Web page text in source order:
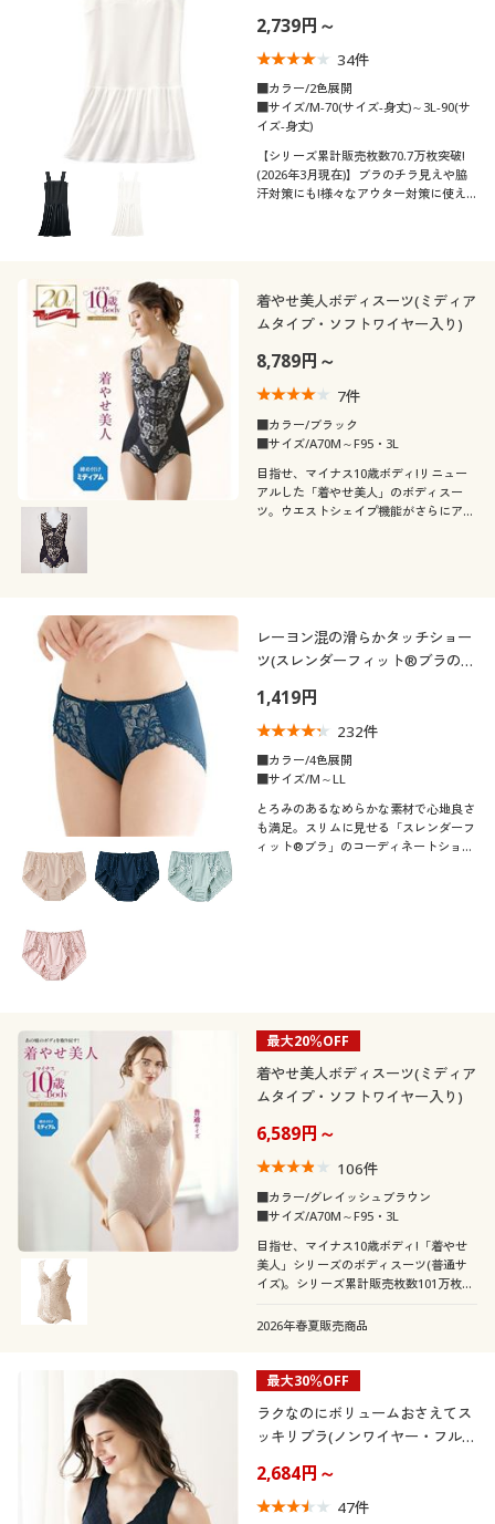
サポート
ご利用ガイド
よくある質問とお問い合わせ
こだわり条件
で絞り込む
ボーダー 刺繍
ストライプ
総柄 ボタニカル柄
スリット
襟・ネック
Ｖネック Ｕネック
スクエアネック
袖
ノースリーブ
フレンチスリーブ 七分袖
長袖 ラグランスリーブ
素材
ナイロン
コットン・綿100 デニム
機能・特徴
ウォッシャブル(洗
える)
ストレッチ
脇汗・汗取り 抗菌防臭
消臭
シーン
スポーツ
エレガント ベーシック
フェミニン
タイト
年代
30代
60代
夏 秋
冬
価格 円
閉じる
2,739円～
34件
■カラー/2色展開
■サイズ/M-70(サイズ-身丈)～3L-90(サ
イズ-身丈)
【シリーズ累計販売枚数70.7万枚突破!
(2026年3月現在)】ブラのチラ見えや脇
汗対策にも!様々なアウター対策に使え
着やせ美人ボディスーツ(ミディア
ムタイプ・ソフトワイヤー入り)
8,789円～
7件
■カラー/ブラック
■サイズ/A70M～F95・3L
目指せ、マイナス10歳ボディ!リニュー
アルした「着やせ美人」のボディスー
ツ。ウエストシェイプ機能がさらにアッ
レーヨン混の滑らかタッチショー
ツ(スレンダーフィット®ブラのコ
1,419円
232件
■カラー/4色展開
■サイズ/M～LL
とろみのあるなめらかな素材で心地良さ
も満足。スリムに見せる「スレンダーフ
ィット®ブラ」のコーディネートショー
最大20％OFF
着やせ美人ボディスーツ(ミディア
ムタイプ・ソフトワイヤー入り)
6,589円～
106件
■カラー/グレイッシュブラウン
■サイズ/A70M～F95・3L
目指せ、マイナス10歳ボディ!「着やせ
美人」シリーズのボディスーツ(普通サ
イズ)。シリーズ累計販売枚数101万枚突
2026年春夏販売商品
最大30％OFF
ラクなのにボリュームおさえてス
ッキリブラ(ノンワイヤー・フルカ
2,684円～
47件